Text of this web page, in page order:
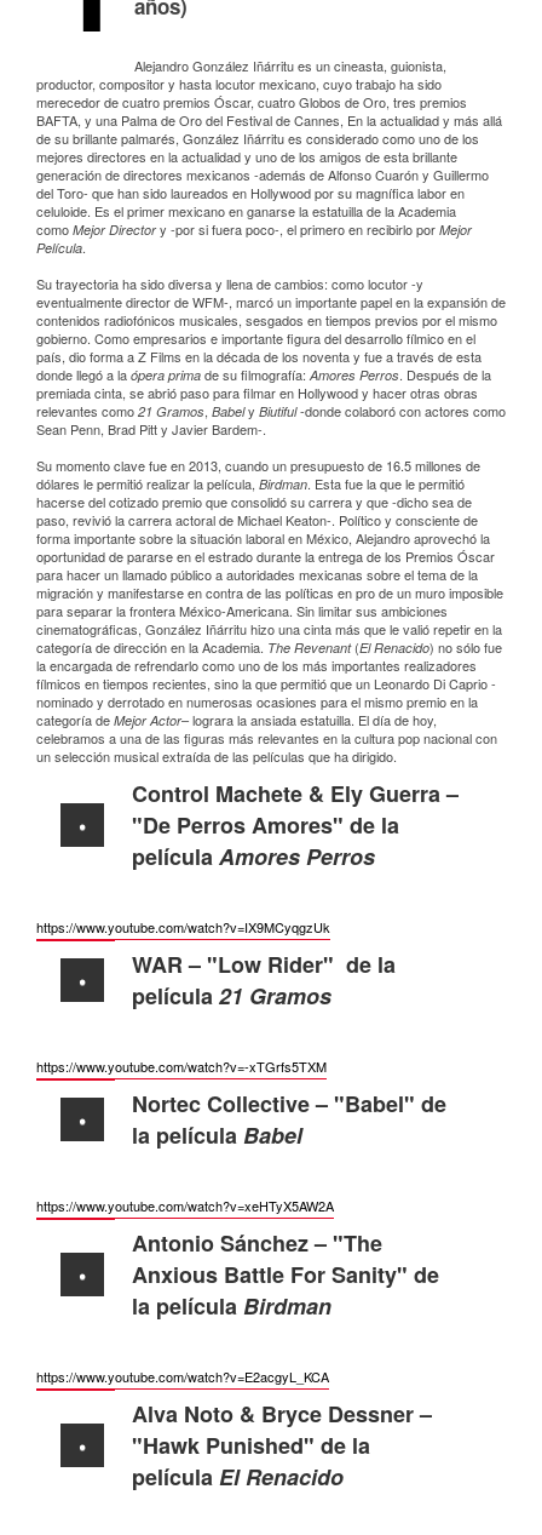
Alejandro González Iñárritu es un cineasta, guionista,
productor, compositor y hasta locutor mexicano, cuyo trabajo ha sido
merecedor de cuatro premios Óscar, cuatro Globos de Oro, tres premios
BAFTA, y una Palma de Oro del Festival de Cannes, En la actualidad y más allá
de su brillante palmarés, González Iñárritu es considerado como uno de los
mejores directores en la actualidad y uno de los amigos de esta brillante
generación de directores mexicanos -además de Alfonso Cuarón y Guillermo
del Toro- que han sido laureados en Hollywood por su magnífica labor en
celuloide. Es el primer mexicano en ganarse la estatuilla de la Academia
como Mejor Directory -por si fuera poco-, el primero en recibirlo por Mejor
Película.
Su trayectoria ha sido diversa y llena de cambios: como locutor -y
eventualmente director de WFM-, marcó un importante papel en la expansión de
contenidos radiofónicos musicales, sesgados en tiempos previos por el mismo
gobierno. Como empresarios e importante figura del desarrollo fílmico en el
país, dio forma a Z Films en la década de los noventa y fue a través de esta
donde llegó a la ópera prima de su filmografía: Amores Perros. Después de la
premiada cinta, se abrió paso para filmar en Hollywood y hacer otras obras
relevantes como 21 Gramos, Babely Biutiful-donde colaboró con actores como
Sean Penn, Brad Pitt y Javier Bardem-.
Su momento clave fue en 2013, cuando un presupuesto de 16.5 millones de
dólares le permitió realizar la película, Birdman. Esta fue la que le permitió
hacerse del cotizado premio que consolidó su carrera y que -dicho sea de
paso, revivió la carrera actoral de Michael Keaton-. Político y consciente de
forma importante sobre la situación laboral en México, Alejandro aprovechó la
oportunidad de pararse en el estrado durante la entrega de los Premios Óscar
para hacer un llamado público a autoridades mexicanas sobre el tema de la
migración y manifestarse en contra de las políticas en pro de un muro imposible
para separar la frontera México-Americana. Sin limitar sus ambiciones
cinematográficas, González Iñárritu hizo una cinta más que le valió repetir en la
categoría de dirección en la Academia. The Revenant(El Renacido) no sólo fue
la encargada de refrendarlo como uno de los más importantes realizadores
fílmicos en tiempos recientes, sino la que permitió que un Leonardo Di Caprio -
nominado y derrotado en numerosas ocasiones para el mismo premio en la
categoría de Mejor Actor– lograra la ansiada estatuilla. El día de hoy,
celebramos a una de las figuras más relevantes en la cultura pop nacional con
un selección musical extraída de las películas que ha dirigido.
Control Machete & Ely Guerra –
"De Perros Amores" de la
películaAmores Perros
https://www.youtube.com/watch?v=IX9MCyqgzUk
WAR – "Low Rider" de la
película21 Gramos
https://www.youtube.com/watch?v=-xTGrfs5TXM
Nortec Collective – "Babel" de
la películaBabel
https://www.youtube.com/watch?v=xeHTyX5AW2A
Antonio Sánchez – "The
Anxious Battle For Sanity" de
la películaBirdman
https://www.youtube.com/watch?v=E2acgyL_KCA
Alva Noto & Bryce Dessner –
"Hawk Punished" de la
películaEl Renacido